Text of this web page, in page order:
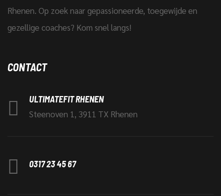
Rhenen. Op zoek naar gepassioneerde, toegewijde en
gezellige coaches? Kom snel langs!
CONTACT
ULTIMATEFIT RHENEN
Steenoven 1, 3911 TX Rhenen
0317 23 45 67